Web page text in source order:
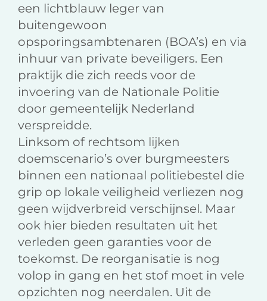
een lichtblauw leger van
buitengewoon
opsporingsambtenaren (BOA’s) en via
inhuur van private beveiligers. Een
praktijk die zich reeds voor de
invoering van de Nationale Politie
door gemeentelijk Nederland
verspreidde.
Linksom of rechtsom lijken
doemscenario’s over burgmeesters
binnen een nationaal politiebestel die
grip op lokale veiligheid verliezen nog
geen wijdverbreid verschijnsel. Maar
ook hier bieden resultaten uit het
verleden geen garanties voor de
toekomst. De reorganisatie is nog
volop in gang en het stof moet in vele
opzichten nog neerdalen. Uit de